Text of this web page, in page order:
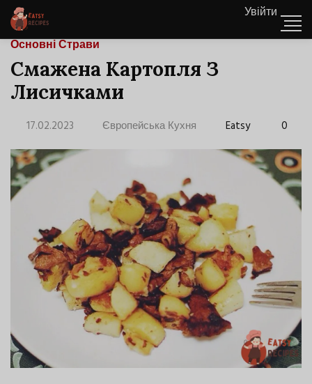
Увійти
Основні Страви
Смажена Картопля З
Лисичками
17.02.2023 Європейська Кухня Eatsy 0